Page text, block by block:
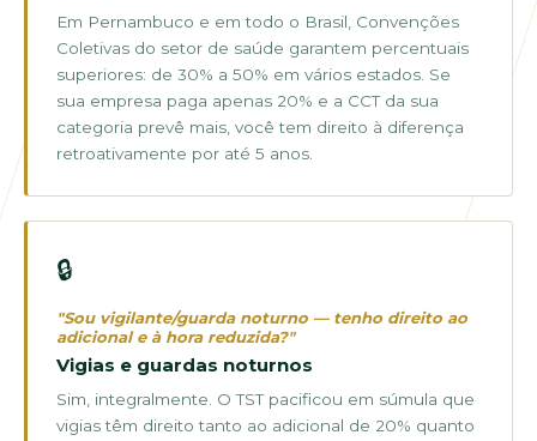
Em Pernambuco e em todo o Brasil, Convenções
Coletivas do setor de saúde garantem percentuais
superiores: de 30% a 50% em vários estados. Se
sua empresa paga apenas 20% e a CCT da sua
categoria prevê mais, você tem direito à diferença
retroativamente por até 5 anos.
🔒
"Sou vigilante/guarda noturno — tenho direito ao
adicional e à hora reduzida?"
Vigias e guardas noturnos
Sim, integralmente. O TST pacificou em súmula que
vigias têm direito tanto ao adicional de 20% quanto